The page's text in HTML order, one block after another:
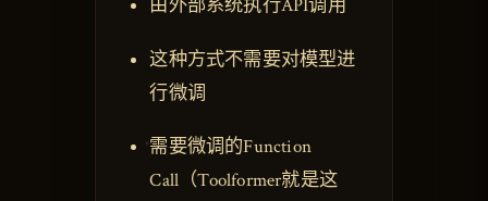
由外部系统执行API调用
这种方式不需要对模型进
行微调
需要微调的Function
Call（Toolformer就是这